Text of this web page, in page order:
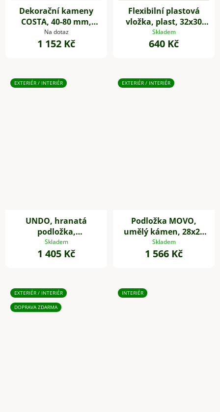
Dekorační kameny
COSTA, 40-80 mm,
plast, šedá
Na dotaz
1 152 Kč
Flexibilní plastová
vložka, plast, 32x30
cm, bílá
Skladem
640 Kč
EXTERIÉR / INTERIÉR
UNDO, hranatá
podložka,
sklolaminát, 34 * 34
cm, antracit
Skladem
1 405 Kč
EXTERIÉR / INTERIÉR
Podložka MOVO,
umělý kámen, 28x28
cm, šedá
Skladem
1 566 Kč
EXTERIÉR / INTERIÉR
DOPRAVA ZDARMA
INTERIÉR